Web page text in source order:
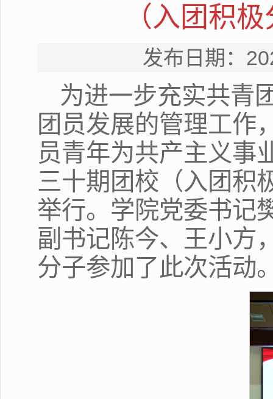
（入团积
发布日期：
为进一步充实共青
团员发展的管理工作
员青年为共产主义事
三十期团校（入团积
举行。学院党委书记
副书记陈今、王小方
分子参加了此次活动